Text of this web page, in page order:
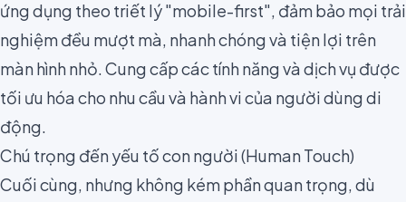
ứng dụng theo triết lý "mobile-first", đảm bảo mọi trải
nghiệm đều mượt mà, nhanh chóng và tiện lợi trên
màn hình nhỏ. Cung cấp các tính năng và dịch vụ được
tối ưu hóa cho nhu cầu và hành vi của người dùng di
động.
Chú trọng đến yếu tố con người (Human Touch)
Cuối cùng, nhưng không kém phần quan trọng, dù